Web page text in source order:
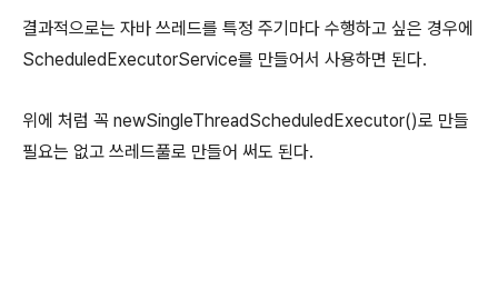
결과적으로는 자바 쓰레드를 특정 주기마다 수행하고 싶은 경우에
ScheduledExecutorService를 만들어서 사용하면 된다.
위에 처럼 꼭 newSingleThreadScheduledExecutor()로 만들
필요는 없고 쓰레드풀로 만들어 써도 된다.